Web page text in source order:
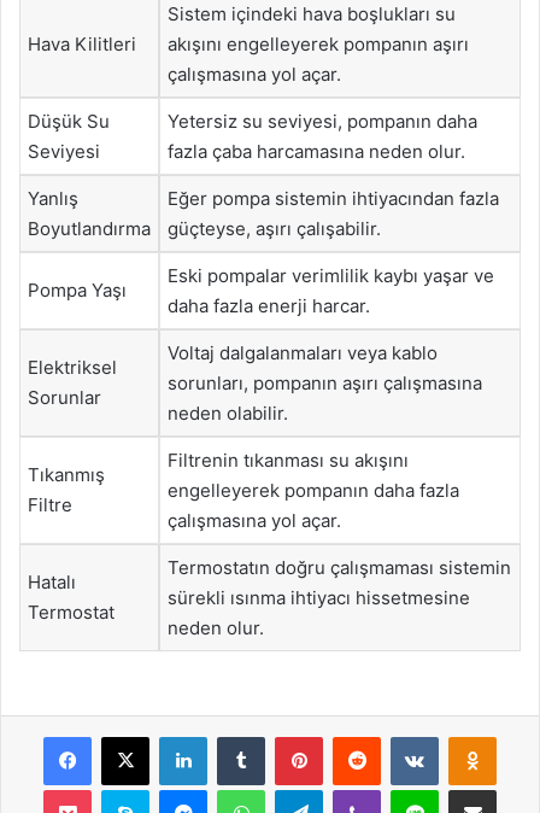
Hava Kilitleri
Sistem içindeki hava boşlukları su
akışını engelleyerek pompanın aşırı
çalışmasına yol açar.
Düşük Su
Seviyesi
Yetersiz su seviyesi, pompanın daha
fazla çaba harcamasına neden olur.
Yanlış
Boyutlandırma
Eğer pompa sistemin ihtiyacından fazla
güçteyse, aşırı çalışabilir.
Pompa Yaşı
Eski pompalar verimlilik kaybı yaşar ve
daha fazla enerji harcar.
Elektriksel
Sorunlar
Voltaj dalgalanmaları veya kablo
sorunları, pompanın aşırı çalışmasına
neden olabilir.
Tıkanmış
Filtre
Filtrenin tıkanması su akışını
engelleyerek pompanın daha fazla
çalışmasına yol açar.
Hatalı
Termostat
Termostatın doğru çalışmaması sistemin
sürekli ısınma ihtiyacı hissetmesine
neden olur.
Facebook
X LinkedInTumblr PinterestReddit VKontakte
Pocket Skype MessengerWhatsAppTelegramViber Line E-Posta ile